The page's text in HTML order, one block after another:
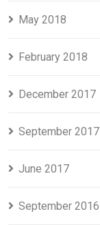
May 2018
February 2018
December 2017
September 2017
June 2017
September 2016